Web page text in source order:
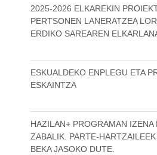
2025-2026 ELKAREKIN
PERTSONEN LANERATZEA
ERDIKO SAREAREN
ESKUALDEKO ENPLEGU ETA
ESKAINTZA
HAZILAN+ PROGRAMAN IZENA
ZABALIK. PARTE-
BEKA JASOKO DUTE.